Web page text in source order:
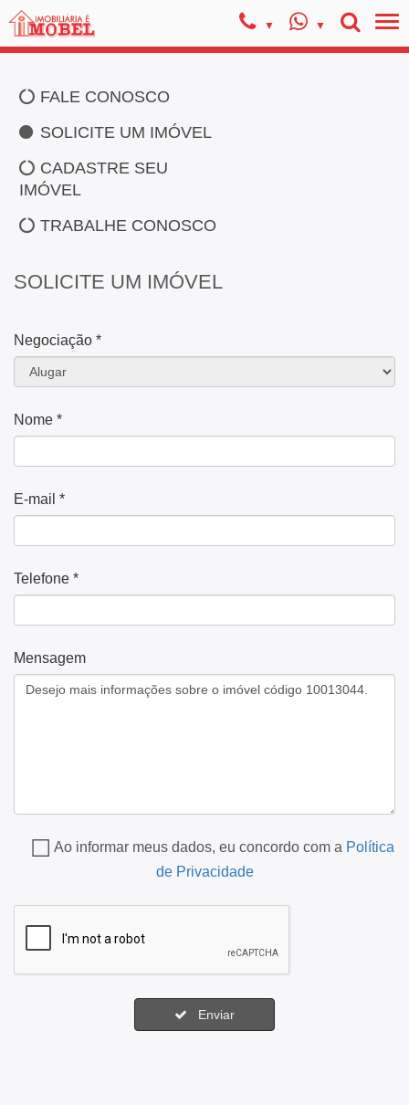
FALE CONOSCO
SOLICITE UM IMÓVEL
CADASTRE SEU
IMÓVEL
TRABALHE CONOSCO
SOLICITE UM IMÓVEL
Negociação *
Nome *
E-mail *
Telefone *
Mensagem
Ao informar meus dados, eu concordo com a Política
de Privacidade
Enviar